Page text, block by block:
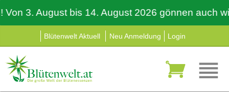
3. August bis 14. August 2026 gönnen auch wir
Blütenwelt Aktuell Neu Anmeldung Login